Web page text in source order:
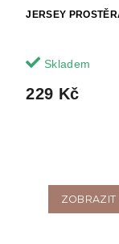
JERSEY
Skladem
229 Kč
ZOBRAZIT